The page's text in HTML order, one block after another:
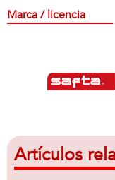
Marca / licencia
Artículos